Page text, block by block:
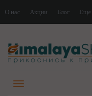
О нас Акции Блог Еще